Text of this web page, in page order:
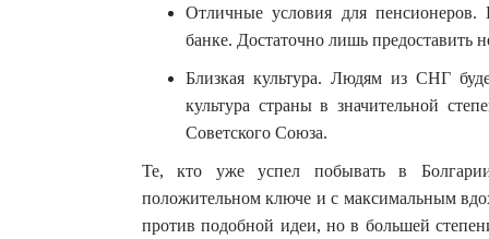
Отличные условия для пенсионеров.
банке. Достаточно лишь предоставить
Близкая культура. Людям из СНГ
культура страны в значительной
Советского Союза.
Те, кто уже успел побывать в
положительном ключе и с максимальным
против подобной идеи, но в большей